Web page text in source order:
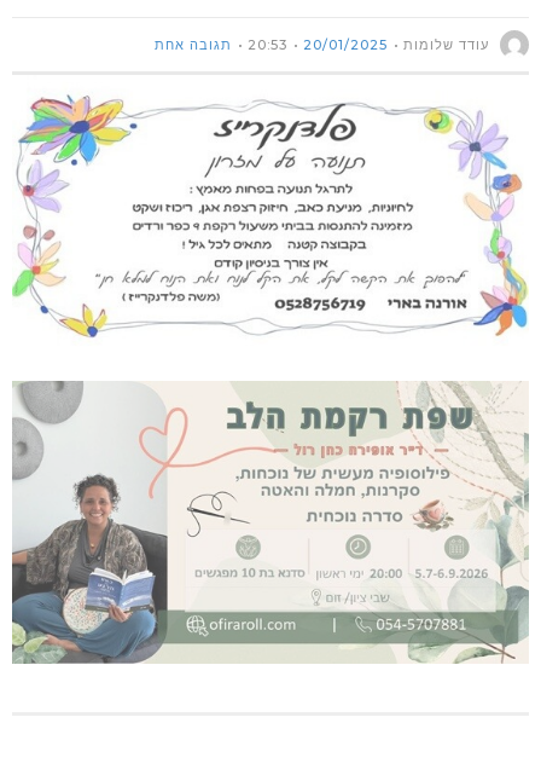
עודד שלומות 20/01/2025
20:53 תגובה אחת